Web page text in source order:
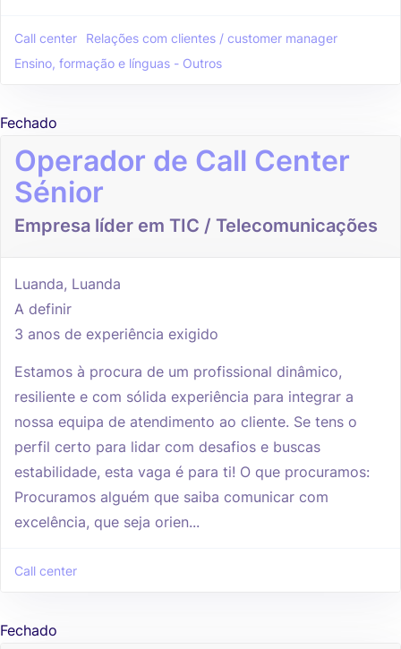
Call center
Relações com clientes / customer manager
Ensino, formação e línguas - Outros
Fechado
Operador de Call Center
Sénior
Empresa líder em TIC / Telecomunicações
Luanda, Luanda
A definir
3 anos de experiência exigido
Estamos à procura de um profissional dinâmico,
resiliente e com sólida experiência para integrar a
nossa equipa de atendimento ao cliente. Se tens o
perfil certo para lidar com desafios e buscas
estabilidade, esta vaga é para ti! O que procuramos:
Procuramos alguém que saiba comunicar com
excelência, que seja orien...
Call center
Fechado